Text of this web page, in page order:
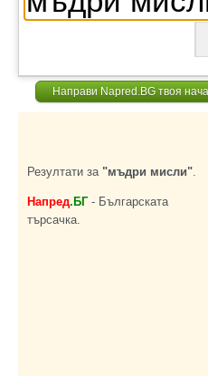
Направи Napred.BG твоя
Резултати за "мъдри мисли".
Напред.БГ- Българската
търсачка.